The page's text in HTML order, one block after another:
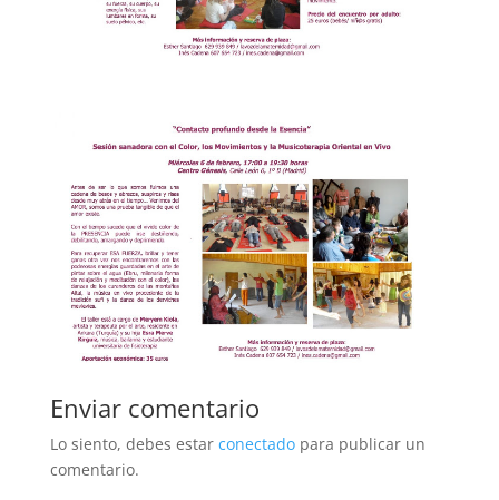
Enviar comentario
Lo siento, debes estar conectadopara publicar un
comentario.